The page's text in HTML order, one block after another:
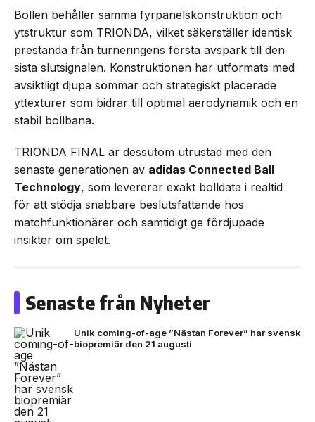
Bollen behåller samma fyrpanelskonstruktion och
ytstruktur som TRIONDA, vilket säkerställer identisk
prestanda från turneringens första avspark till den
sista slutsignalen. Konstruktionen har utformats med
avsiktligt djupa sömmar och strategiskt placerade
yttexturer som bidrar till optimal aerodynamik och en
stabil bollbana.
TRIONDA FINAL är dessutom utrustad med den
senaste generationen av adidas Connected Ball
Technology, som levererar exakt bolldata i realtid
för att stödja snabbare beslutsfattande hos
matchfunktionärer och samtidigt ge fördjupade
insikter om spelet.
Senaste från Nyheter
Unik coming-of-age ”Nästan Forever” har svensk
biopremiär den 21 augusti